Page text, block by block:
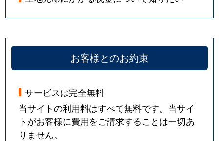
お客様とのお約束
サービスは完全無料
当サイトの利用料はすべて無料です。当サイ
トがお客様に費用をご請求することは一切あ
りません。